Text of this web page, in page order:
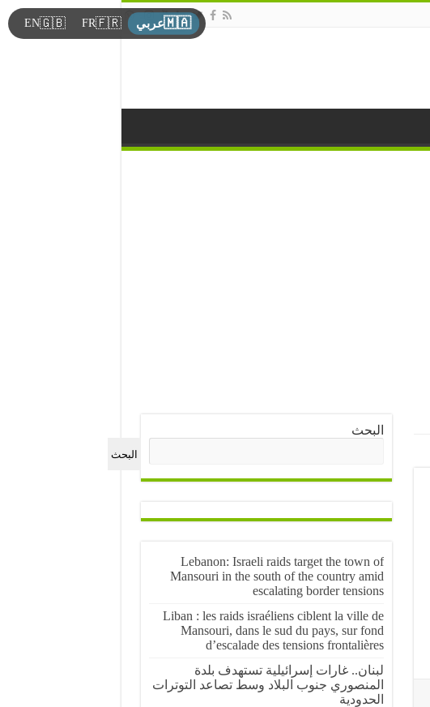
البحث
البحث
Lebanon: Israeli raids target the town of
Mansouri in the south of the country amid
escalating border tensions
Liban : les raids israéliens ciblent la ville de
Mansouri, dans le sud du pays, sur fond
d’escalade des tensions frontalières
لبنان.. غارات إسرائيلية تستهدف بلدة
المنصوري جنوب البلاد وسط تصاعد التوترات
الحدودية
🇲🇦عربي 🇫🇷
FR
🇬🇧
EN